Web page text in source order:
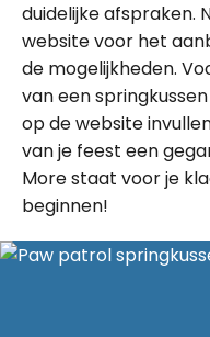
duidelijke afspraken.
website voor het
de mogelijkheden.
van een
op de website
van je feest een
More staat voor je
beginnen!